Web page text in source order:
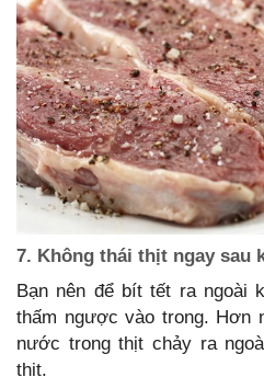
7. Không thái thịt ngay sau
Bạn nên để bít tết ra ngoài
thấm ngược vào trong. Hơn
nước trong thịt chảy ra
thịt.